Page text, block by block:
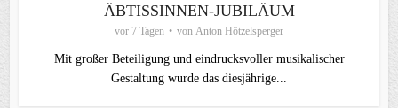
ÄBTISSINNEN-JUBILÄUM
vor 7 Tagen von Anton Hötzelsperger
Mit großer Beteiligung und eindrucksvoller musikalischer
Gestaltung wurde das diesjährige...